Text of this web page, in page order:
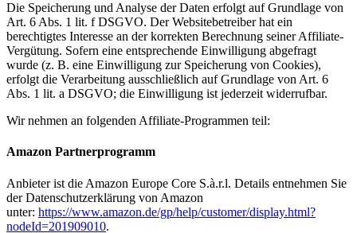
Die Speicherung und Analyse der Daten erfolgt auf Grundlage von
Art. 6 Abs. 1 lit. f DSGVO. Der Websitebetreiber hat ein
berechtigtes Interesse an der korrekten Berechnung seiner Affiliate-
Vergütung. Sofern eine entsprechende Einwilligung abgefragt
wurde (z. B. eine Einwilligung zur Speicherung von Cookies),
erfolgt die Verarbeitung ausschließlich auf Grundlage von Art. 6
Abs. 1 lit. a DSGVO; die Einwilligung ist jederzeit widerrufbar.
Wir nehmen an folgenden Affiliate-Programmen teil:
Amazon Partner­programm
Anbieter ist die Amazon Europe Core S.à.r.l. Details entnehmen Sie
der Datenschutzerklärung von Amazon
unter: https://www.amazon.de/gp/help/customer/display.html?
nodeId=201909010.